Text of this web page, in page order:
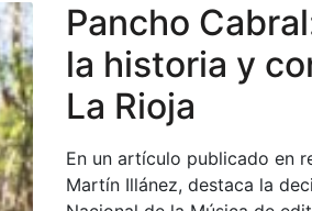
Pancho
la historia y
La Rioja
En un artículo publicado en
Martín Illánez, destaca la